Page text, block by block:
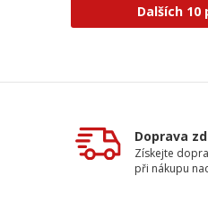
Dalších
Doprava
Získejte
při nákupu